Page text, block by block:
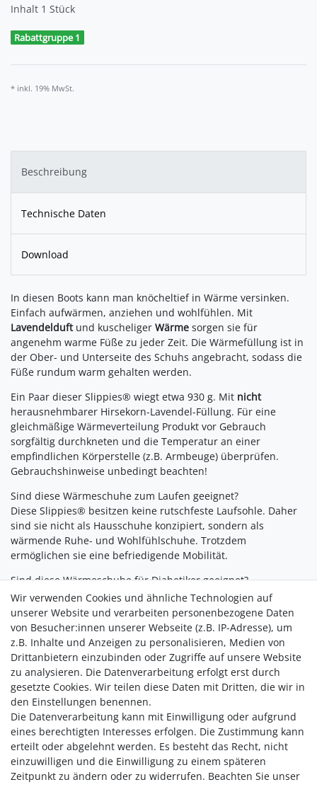
Inhalt 1 Stück
Rabattgruppe 1
* inkl. 19% MwSt.
Beschreibung
Technische Daten
Download
In diesen Boots kann man knöcheltief in Wärme versinken.
Einfach aufwärmen, anziehen und wohlfühlen. Mit
Lavendelduftund kuscheliger Wärme sorgen sie für
angenehm warme Füße zu jeder Zeit. Die Wärmefüllung ist in
der Ober- und Unterseite des Schuhs angebracht, sodass die
Füße rundum warm gehalten werden.
Ein Paar dieser Slippies® wiegt etwa 930 g. Mit nicht
herausnehmbarer Hirsekorn-Lavendel-Füllung. Für eine
gleichmäßige Wärmeverteilung Produkt vor Gebrauch
sorgfältig durchkneten und die Temperatur an einer
empfindlichen Körperstelle (z.B. Armbeuge) überprüfen.
Gebrauchshinweise unbedingt beachten!
Sind diese Wärmeschuhe zum Laufen geeignet?
Diese Slippies® besitzen keine rutschfeste Laufsohle. Daher
sind sie nicht als Hausschuhe konzipiert, sondern als
wärmende Ruhe- und Wohlfühlschuhe. Trotzdem
ermöglichen sie eine befriedigende Mobilität.
Sind diese Wärmeschuhe für Diabetiker geeignet?
Diese Slippies® sollten von Diabetikern - im Falle einer
verminderten Wärmewahrnehmung in den Füßen - nur
benutzt werden, wenn die Temperatur vor der Benutzung
sorgfältig kontrolliert wurde.
Hinweis:
Die Slippies® fallen von der Größe tendenziell etwas kleiner
aus.
Wir verwenden Cookies und ähnliche Technologien auf
unserer Website und verarbeiten personenbezogene Daten
von Besucher:innen unserer Webseite (z.B. IP-Adresse), um
z.B. Inhalte und Anzeigen zu personalisieren, Medien von
Drittanbietern einzubinden oder Zugriffe auf unsere Website
zu analysieren. Die Datenverarbeitung erfolgt erst durch
gesetzte Cookies. Wir teilen diese Daten mit Dritten, die wir in
den Einstellungen benennen.
Die Datenverarbeitung kann mit Einwilligung oder aufgrund
eines berechtigten Interesses erfolgen. Die Zustimmung kann
erteilt oder abgelehnt werden. Es besteht das Recht, nicht
einzuwilligen und die Einwilligung zu einem späteren
Zeitpunkt zu ändern oder zu widerrufen. Beachten Sie unser